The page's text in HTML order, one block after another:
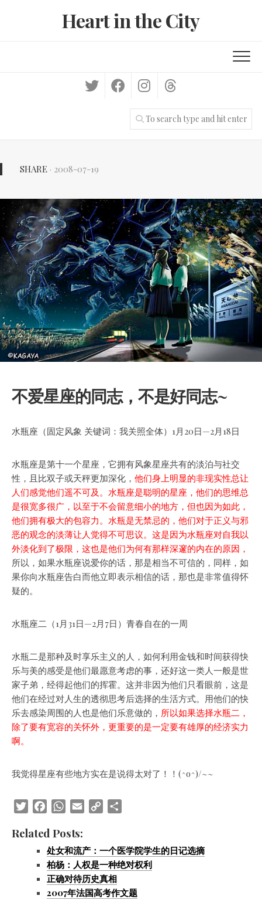
Heart in the City
SHARE · 2008-07-19
不爱星座的同志，不是好同志~
水瓶座（固定风象 关键词：我关照全体）1月20日—2月18日
水瓶座是第十一个星座，它拥有风象星座共有的淡泊与社交
性，且比双子或天秤更加深化， 他们身上明显的非现实性总让
人们感觉他们遥不可及。水瓶座是聪明的星座，他们的思维总
是很宽多很广， 以至于不会留意细小的地方，但也因为如此，
他们拥有极大的包容力。水瓶是无禁忌的，他们对于正义与邪
恶的观念的淡薄让人觉得不可思议。这是因为水瓶座对自我以
外淡化到了极限，这也是他们为何有那样深邃的内在的原因，
所以，如果水瓶座说爱你的话，那是相当不可信的，同样，如
果你向水瓶座告白而他立即表示相信的话，那也是非常值得怀
疑的。
水瓶座二（1月31日—2月7日）青春自在的一周
水瓶二是那种及时享乐主义的人，如何利用金钱和时间获得快
乐与美的感受是他们最愿意考虑的事，还好这一类人一般是世
家子弟，经得起他们的挥霍。这并非因为他们只看眼前，这是
他们在经过对人生的透彻思考后选择的生活方式。用他们的快
乐去感染周围的人也是他们乐意做的， 所以如果选择水瓶二，
除了要有宽容的关怀外，更重要的是一定要有雄厚的经济实力
啊。
我觉得星座有些地方实在是说得太对了！！(^o^)/~~
TwitterFacebookWhatsApp
Email Copy
Related Posts:
处女和流产：一个医学院学生的日记选摘
柏杨：人权是一种绝对权利
正确对待历史真相
2007年法国高考作文题